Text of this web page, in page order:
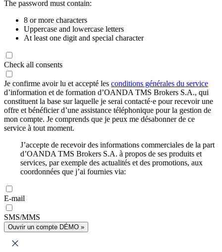
The password must contain:
8 or more characters
Uppercase and lowercase letters
At least one digit and special character
Check all consents
Je confirme avoir lu et accepté les conditions générales du service
d’information et de formation d’OANDA TMS Brokers S.A., qui
constituent la base sur laquelle je serai contacté·e pour recevoir une
offre et bénéficier d’une assistance téléphonique pour la gestion de
mon compte. Je comprends que je peux me désabonner de ce
service à tout moment.
J’accepte de recevoir des informations commerciales de la part
d’OANDA TMS Brokers S.A. à propos de ses produits et
services, par exemple des actualités et des promotions, aux
coordonnées que j’ai fournies via:
E-mail
SMS/MMS
Ouvrir un compte DÉMO »